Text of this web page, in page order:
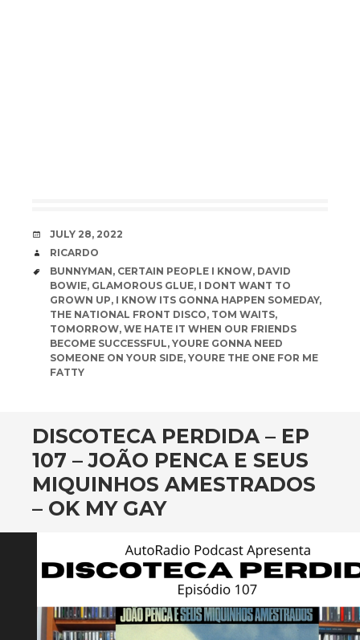
DATE
JULY 28, 2022
AUTHOR
RICARDO
TAGS
BUNNYMAN, CERTAIN PEOPLE I KNOW, DAVID
BOWIE, GLAMOROUS GLUE, I DONT WANT TO
GROWN UP, I KNOW ITS GONNA HAPPEN SOMEDAY,
THE NATIONAL FRONT DISCO, TOM WAITS,
TOMORROW, WE HATE IT WHEN OUR FRIENDS
BECOME SUCCESSFUL, YOURE GONNA NEED
SOMEONE ON YOUR SIDE, YOURE THE ONE FOR ME
FATTY
DISCOTECA PERDIDA – EP
107 – JOÃO PENCA E SEUS
MIQUINHOS AMESTRADOS
– OK MY GAY